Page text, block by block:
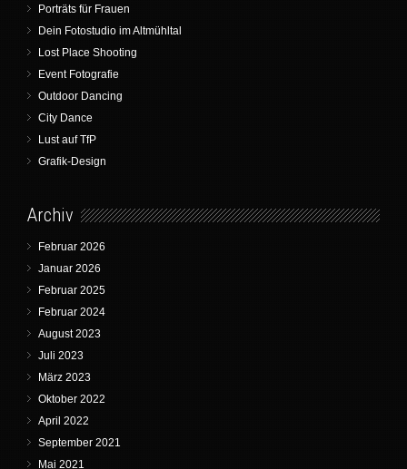
Porträts für Frauen
Dein Fotostudio im Altmühltal
Lost Place Shooting
Event Fotografie
Outdoor Dancing
City Dance
Lust auf TfP
Grafik-Design
Archiv
Februar 2026
Januar 2026
Februar 2025
Februar 2024
August 2023
Juli 2023
März 2023
Oktober 2022
April 2022
September 2021
Mai 2021